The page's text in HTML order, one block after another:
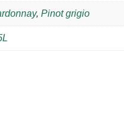
, Pinot grigio